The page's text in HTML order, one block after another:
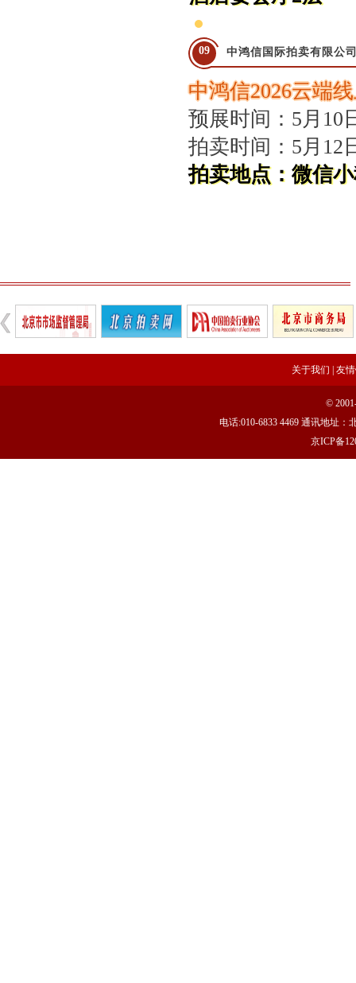
09 中鸿信国际拍卖有限公
中鸿信2026云端
预展时间：5月10
拍卖时间：5月12
拍卖地点：微信
关于我们 友
©
电话:010-6833 4469 通讯地址
京ICP备